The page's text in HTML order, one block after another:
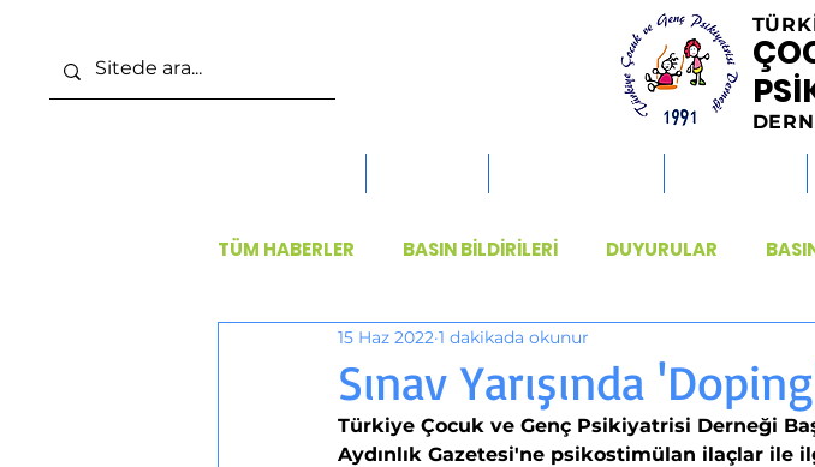
TÜM HABERLER BASIN BİLDİRİLERİ DUYURULAR
Sınav Yarışında
15 Haz 2022 1 dakikada okunur
Türkiye Çocuk ve Genç Psikiyatrisi Derneği
Aydınlık Gazetesi'ne psikostimülan ilaçlar ile